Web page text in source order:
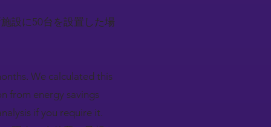
設に50台を設置した場
We calculated this
from energy savings
if you require it.